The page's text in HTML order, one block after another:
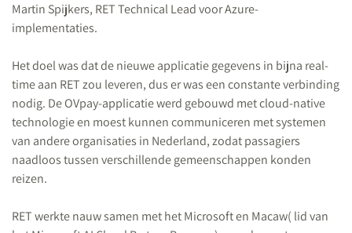
Martin Spijkers, RET Technical Lead voor Azure-
implementaties.
Het doel was dat de nieuwe applicatie gegevens in bijna real-
time aan RET zou leveren, dus er was een constante verbinding
nodig. De OVpay-applicatie werd gebouwd met cloud-native
technologie en moest kunnen communiceren met systemen
van andere organisaties in Nederland, zodat passagiers
naadloos tussen verschillende gemeenschappen konden
reizen.
RET werkte nauw samen met het Microsoft en Macaw( lid van